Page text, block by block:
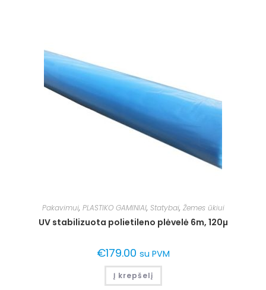
Pakavimui, PLASTIKO GAMINIAI, Statybai, Žemes ūkiui
UV stabilizuota polietileno plėvelė 6m, 120µ
€179.00 su PVM
Į krepšelį